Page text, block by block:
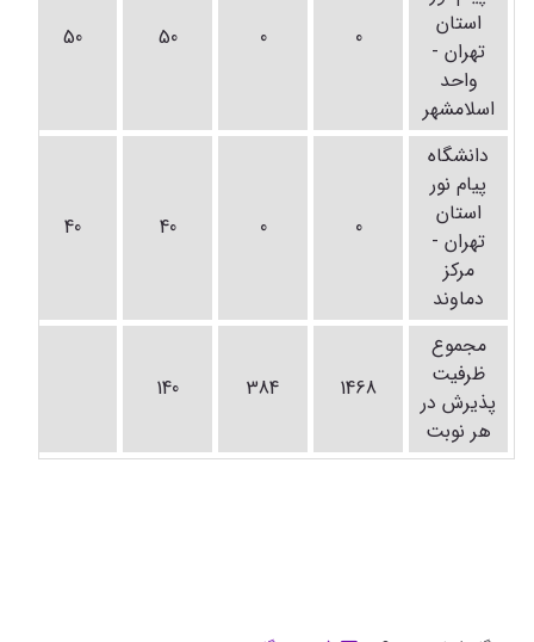
استان
تهران -
واحد
اسلامشهر
0
0
50
50
دانشگاه
پیام نور
استان
تهران -
مرکز
دماوند
0
0
40
40
مجموع
ظرفیت
پذیرش در
هر نوبت
1468
384
140